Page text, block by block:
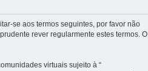
se aos termos seguintes, por favor não
rever regularmente estes termos. O
virtuais sujeito à “